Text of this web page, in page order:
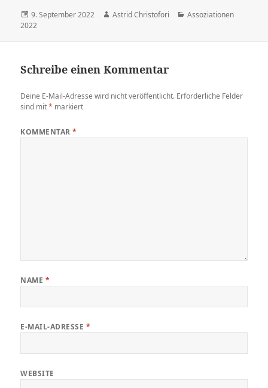
Veröffentlicht
am
9. September 2022 Autor
Astrid Christofori Kategorien
Assoziationen
2022
Schreibe einen Kommentar
Deine E-Mail-Adresse wird nicht veröffentlicht. Erforderliche Felder
sind mit* markiert
KOMMENTAR*
NAME *
E-MAIL-ADRESSE *
WEBSITE